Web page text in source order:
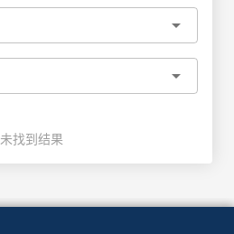
arrow_drop_down
arrow_drop_down
未找到结果